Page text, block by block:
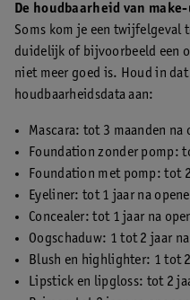
De houdbaarheid van
Soms kom je een twijfelgeval
duidelijk of bijvoorbeeld een
niet meer goed is. Houd in
houdbaarheidsdata aan:
Mascara: tot 3 maanden na
Foundation zonder pomp:
Foundation met pomp: tot
Eyeliner: tot 1 jaar na
Concealer: tot 1 jaar na
Oogschaduw: 1 tot 2 jaar
Blush en highlighter: 1 tot
Lipstick en lipgloss: tot 2